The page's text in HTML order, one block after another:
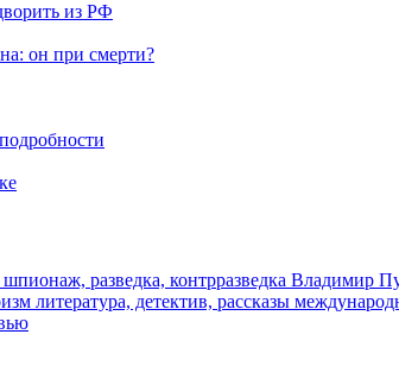
из РФ
он при смерти?
шпионаж, разведка, контрразведка Владимир
литература, детектив, рассказы